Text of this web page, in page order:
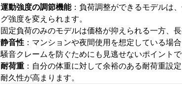
運動強度の調節機能：負荷調整ができるモデルは
グ強度を変えられます。
固定負荷のみのモデルは価格が抑えられる一方、
静音性 ：マンションや夜間使用を想定している場
騒音クレームを防ぐためにも見逃せないポイントで
耐荷重 ：自分の体重に対して余裕のある耐荷重設
耐久性が高まります。